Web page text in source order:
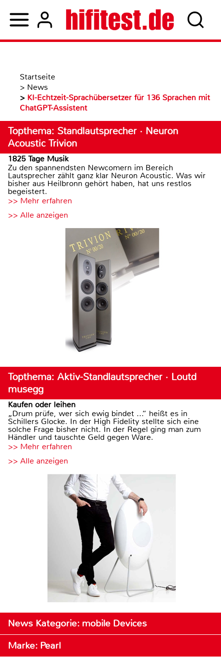
Startseite
> News
> KI-Echtzeit-Sprachübersetzer für 136 Sprachen mit
ChatGPT-Assistent
Topthema: Standlautsprecher · Neuron
Acoustic Trivion
1825 Tage Musik
Zu den spannendsten Newcomern im Bereich
Lautsprecher zählt ganz klar Neuron Acoustic. Was wir
bisher aus Heilbronn gehört haben, hat uns restlos
begeistert.
>> Mehr erfahren
>> Alle anzeigen
Topthema: Aktiv-Standlautsprecher · Loutd
musegg
Kaufen oder leihen
„Drum prüfe, wer sich ewig bindet ...“ heißt es in
Schillers Glocke. In der High Fidelity stellte sich eine
solche Frage bisher nicht. In der Regel ging man zum
Händler und tauschte Geld gegen Ware.
>> Mehr erfahren
>> Alle anzeigen
News Kategorie: mobile Devices
Marke: Pearl